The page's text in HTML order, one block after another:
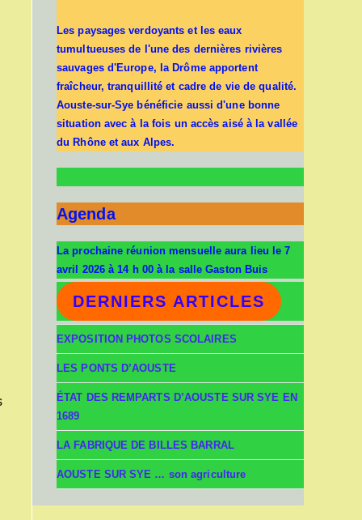
Les paysages verdoyants et les eaux
tumultueuses de l'une des dernières rivières
sauvages d'Europe, la Drôme apportent
fraîcheur, tranquillité et cadre de vie de qualité.
Aouste-sur-Sye bénéficie aussi d'une bonne
situation avec à la fois un accès aisé à la vallée
du Rhône et aux Alpes.
Agenda
La prochaine réunion mensuelle aura lieu le 7
avril 2026 à 14 h 00 à la salle Gaston Buis
DERNIERS ARTICLES
EXPOSITION PHOTOS SCOLAIRES
LES PONTS D’AOUSTE
ÉTAT DES REMPARTS D’AOUSTE SUR SYE EN
1689
LA FABRIQUE DE BILLES BARRAL
AOUSTE SUR SYE … son agriculture